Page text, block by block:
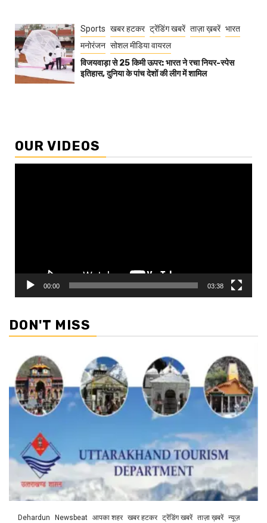
Sports खबर हटकर ट्रेंडिंग खबरें ताज़ा ख़बरें भारत
मनोरंजन सोशल मीडिया वायरल
विजयवाड़ा से 25 किमी ऊपर: भारत ने रचा नियर-स्पेस
इतिहास, दुनिया के पांच देशों की लीग में शामिल
OUR VIDEOS
00:00 03:38
DON'T MISS
Dehardun Newsbeat आपका शहर खबर हटकर ट्रेंडिंग खबरें ताज़ा ख़बरें न्यूज़